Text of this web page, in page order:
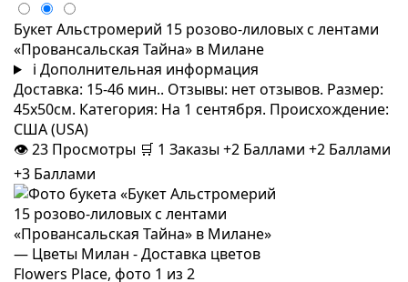
Букет Альстромерий 15 розово-лиловых с лентами
«Провансальская Тайна» в Милане
i Дополнительная информация
Доставка: 15-46 мин.. Отзывы: нет отзывов. Размер:
45x50см. Категория: На 1 сентября. Происхождение:
США (USA)
👁23 Просмотры 🛒 1 Заказы+2 Баллами +2 Баллами
+3 Баллами